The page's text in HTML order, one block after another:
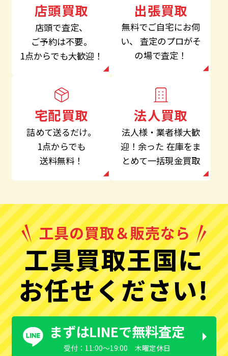
店頭買取
店頭で査定、
ご予約は不要。
1点からでも大歓迎！
出張買取
無料でご自宅にお伺
い、 査定のプロがそ
の場で査定！
宅配買取
詰めて送るだけ。
1点からでも
送料無料！
法人買取
法人様・業者様大歓
迎！余った 在庫をま
とめて一括現金買取
工具買取王国に
お任せください!
まずはLINEで無料査定
受付：11:00〜19:00 木曜定休日